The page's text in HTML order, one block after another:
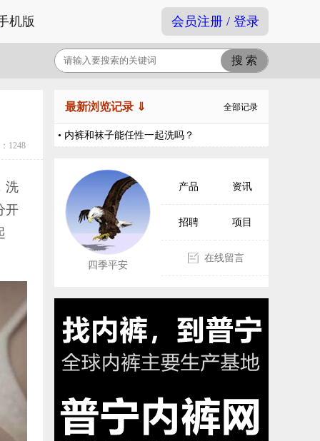
机版 会员注册 / 登录
1248
洗
开
最新浏览记录 ⇓ 全部记录
• 内裤和袜子能任性一起洗吗？
四季平安
产品 资讯
招聘 项目
在线留言